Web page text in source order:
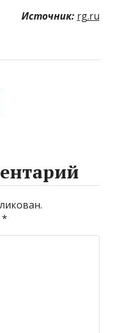
Источник: rg.ru
*